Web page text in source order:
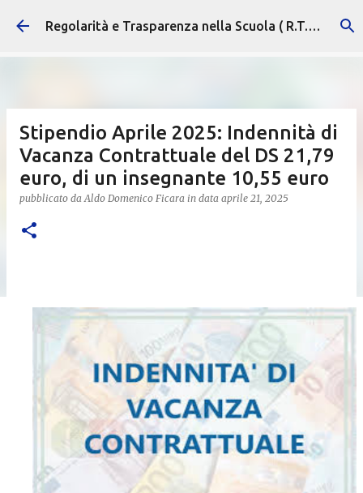
Passa ai contenuti principali Regolarità e Trasparenza nella Scuola ( R.T.S. )
Stipendio Aprile 2025: Indennità di
Vacanza Contrattuale del DS 21,79
euro, di un insegnante 10,55 euro
pubblicato daAldo Domenico Ficara in data aprile 21, 2025